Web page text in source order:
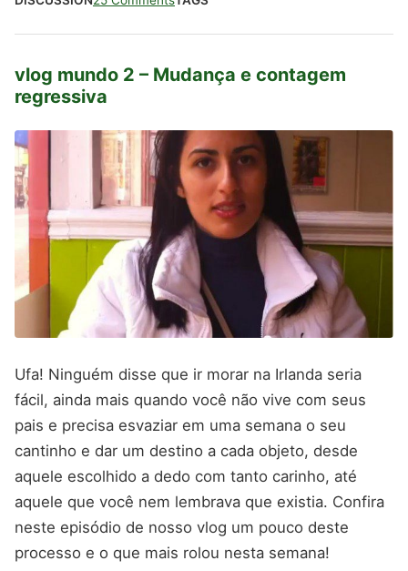
vlog mundo 2 – Mudança e contagem
regressiva
Ufa! Ninguém disse que ir morar na Irlanda seria
fácil, ainda mais quando você não vive com seus
pais e precisa esvaziar em uma semana o seu
cantinho e dar um destino a cada objeto, desde
aquele escolhido a dedo com tanto carinho, até
aquele que você nem lembrava que existia. Confira
neste episódio de nosso vlog um pouco deste
processo e o que mais rolou nesta semana!